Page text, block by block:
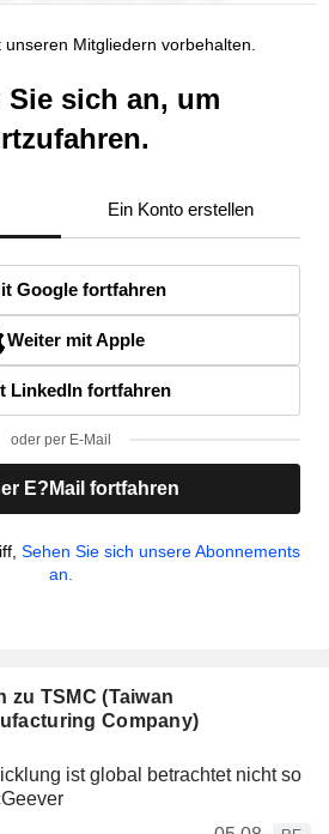
unseren Mitgliedern vorbehalten.
Sie sich an, um
Ein Konto erstellen
Google fortfahren
Weiter mit Apple
LinkedIn fortfahren
oder per E-Mail
E?Mail fortfahren
Sehen Sie sich unsere Abonnements
an.
zu TSMC (Taiwan
Company)
ist global betrachtet nicht so